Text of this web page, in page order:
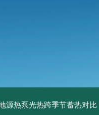
源热泵光热跨季节蓄热对比